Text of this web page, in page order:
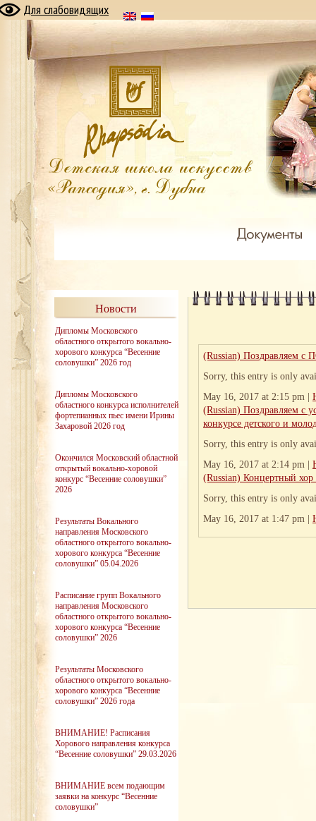
Для слабовидящих
Новости
Дипломы Московского
областного открытого вокально-
хорового конкурса “Весенние
соловушки” 2026 год
Дипломы Московского
областного конкурса исполнителей
фортепианных пьес имени Ирины
Захаровой 2026 год
Окончился Московский областной
открытый вокально-хоровой
конкурс “Весенние соловушки”
2026
Результаты Вокального
направления Московского
областного открытого вокально-
хорового конкурса “Весенние
соловушки” 05.04.2026
Расписание групп Вокального
направления Московского
областного открытого вокально-
хорового конкурса “Весенние
соловушки” 2026
Результаты Московского
областного открытого вокально-
хорового конкурса “Весенние
соловушки” 2026 года
ВНИМАНИЕ! Расписания
Хорового направления конкурса
“Весенние соловушки” 29.03.2026
ВНИМАНИЕ всем подающим
заявки на конкурс “Весенние
соловушки”
(Russian) Поздравляем
Sorry, this entry is only
May 16, 2017 at 2:15 pm |
(Russian) Поздравляем
конкурсе детского и
Sorry, this entry is only
May 16, 2017 at 2:14 pm |
(Russian) Концертный
Sorry, this entry is only
May 16, 2017 at 1:47 pm |